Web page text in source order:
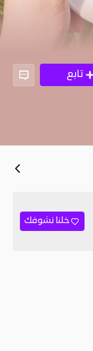
تابع
خلنا نشوفك